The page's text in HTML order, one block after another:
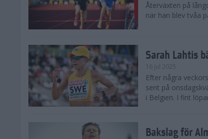
Återväxten på
när han blev tvåa
Sarah Lahtis
16 jul 2025
Efter några
sent på
i Belgien. I fint
Bakslag för